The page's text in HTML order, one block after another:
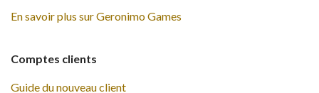
Comptes clients
Guide du nouveau client
En savoir plus sur Geronimo Games